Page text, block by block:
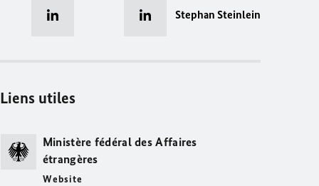
Stephan Steinlein
Liens utiles
Ministère fédéral des Affaires
étrangères
Website